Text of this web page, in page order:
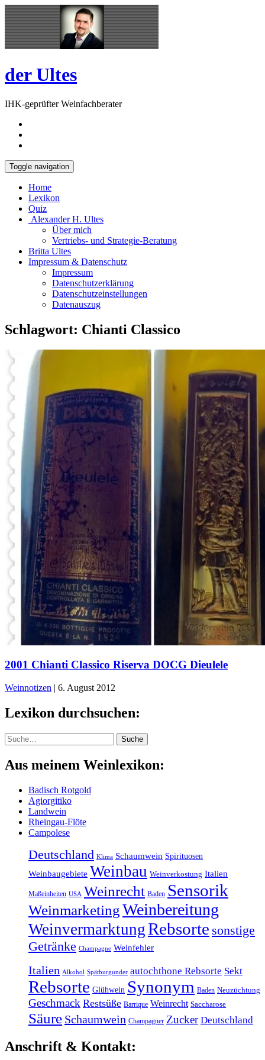
Skip
to
content
Open
Sidebar
der Ultes
IHK-geprüfter Weinfachberater
Toggle navigation
Home
Lexikon
Quiz
Alexander H. Ultes
Über mich
Vertriebs- und Strategie-Beratung
Britta Ultes
Impressum & Datenschutz
Impressum
Datenschutzerklärung
Datenschutzeinstellungen
Datenauszug
Schlagwort: Chianti Classico
2001 Chianti Classico Riserva DOCG Dieulele
Weinnotizen | 6. August 2012
Lexikon durchsuchen:
Suche Suche
Aus meinem Weinlexikon:
Badisch Rotgold
Agiorgitiko
Landwein
Rheingau-Flöte
Campolese
Deutschland Klima Schaumwein Spirituosen
Weinbaugebiete Weinbau Weinverkostung Italien
Maßeinheiten USA Weinrecht Baden Sensorik
WeinmarketingWeinbereitung
WeinvermarktungRebsorte sonstige
Getränke Champagne Weinfehler
Italien Alkohol Spätburgunder autochthone Rebsorte Sekt
Rebsorte Glühwein Synonym Baden Neuzüchtung
Geschmack Restsüße Barrique Weinrecht Saccharose
Säure Schaumwein Champagner Zucker Deutschland
Anschrift & Kontakt: